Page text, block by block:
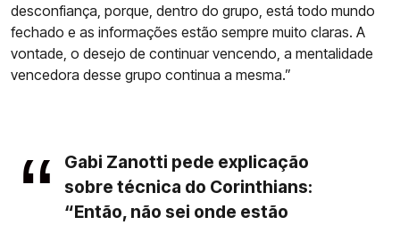
desconfiança, porque, dentro do grupo, está todo mundo
fechado e as informações estão sempre muito claras. A
vontade, o desejo de continuar vencendo, a mentalidade
vencedora desse grupo continua a mesma.”
Gabi Zanotti pede explicação
sobre técnica do Corinthians:
“Então, não sei onde estão